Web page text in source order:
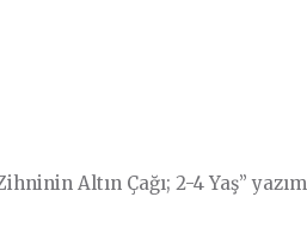
Altın Çağı; 2-4 Yaş”